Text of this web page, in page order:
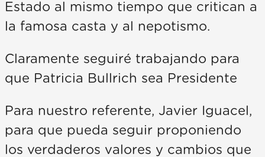
Estado al mismo tiempo que critican a
la famosa casta y al nepotismo.
Claramente seguiré trabajando para
que Patricia Bullrich sea Presidente
Para nuestro referente, Javier Iguacel,
para que pueda seguir proponiendo
los verdaderos valores y cambios que